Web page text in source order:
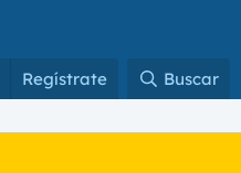
Regístrate Buscar